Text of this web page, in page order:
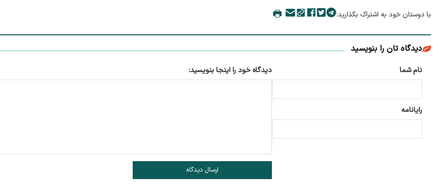
با دوستان خود به اشتراک بگذارید:
دیدگاه تان را بنویسید
نام شما
رایانامه
دیدگاه خود را اینجا بنویسید:
ارسال دیدگاه